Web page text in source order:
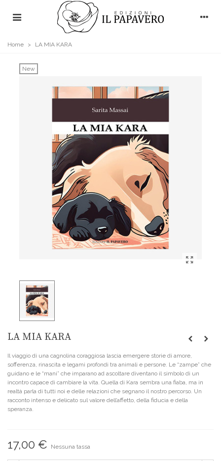
Home > LA MIA KARA
New
LA MIA KARA
Il viaggio di una cagnolina coraggiosa lascia emergere storie di amore,
sofferenza, rinascita e legami profondi tra animali e persone. Le “zampe” che
guidano e le “mani” che imparano ad ascoltare diventano il simbolo di un
incontro capace di cambiare la vita. Quella di Kara sembra una fiaba, ma in
realtà parla di tutti noi e delle relazioni che segnano il nostro percorso. Un
racconto intenso e delicato sul valore dell’affetto, della fiducia e della
speranza.
17,00 € Nessuna tassa